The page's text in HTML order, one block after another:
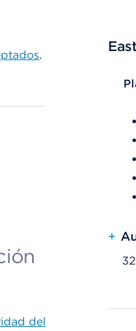
.
del
List
+